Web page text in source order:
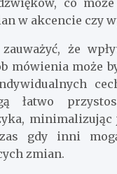
w akcencie czy
że
mówienia może
łatwo
minimalizując
gdy inni
zmian.